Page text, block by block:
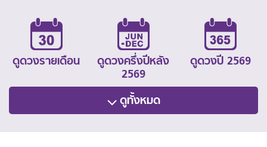
ดูดวงรายเดือน
ดูดวงครึ่งปีหลัง
2569
ดูดวงปี 2569
ดูทั้งหมด